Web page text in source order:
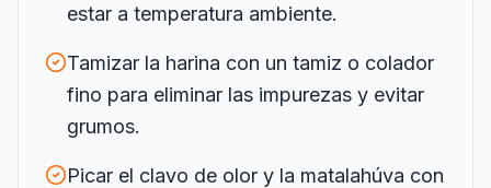
estar a temperatura ambiente.
Tamizar la harina con un tamiz o colador
fino para eliminar las impurezas y evitar
grumos.
Picar el clavo de olor y la matalahúva con